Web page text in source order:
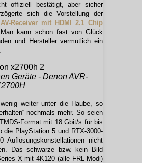
offiziell bestätigt, aber sicher
sich die Vorstellung der
Receiver mit HDMI 2.1 Chip
kann schon fast von Glück
und Hersteller vermutlich ein
Geräte - Denon AVR-
weiter unter die Haube, so
nochmals mehr. So seien
Format mit 18 Gbit/s für bis
die PlayStation 5 und RTX-3000-
Auflösungskonstellationen nicht
Das schwarze bzw. kein Bild
X mit 4K120 (alle FRL-Modi)